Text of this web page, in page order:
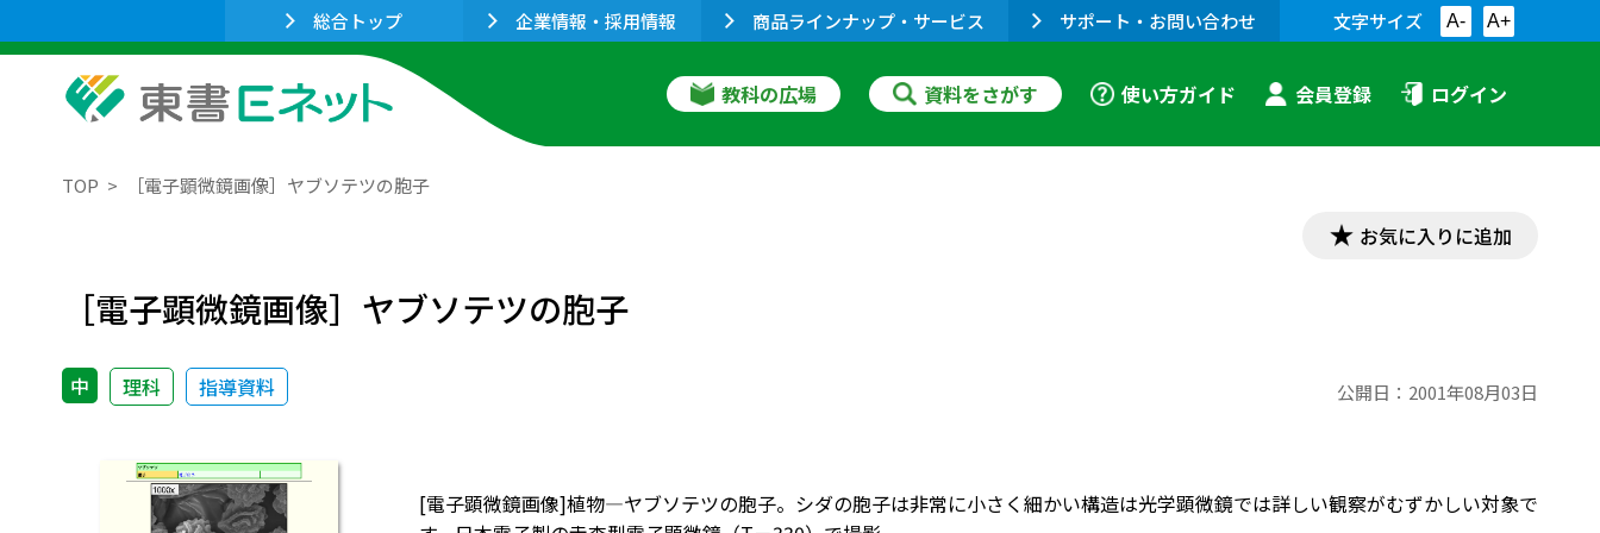
総合トップ 企業情報・採用情報 商品ラインナップ・サービス サポート・お問い合わせ 文字サイズ A- A+
教科の広場 資料をさがす 使い方ガイド 会員登録 ログイン
TOP ［電子顕微鏡画像］ヤブソテツの胞子
お気に入りに追加
［電子顕微鏡画像］ヤブソテツの胞子
中 理科 指導資料 公開日： 2001年08月03日
[電子顕微鏡画像]植物―ヤブソテツの胞子。シダの胞子は非常に小さく細かい構造は光学顕微鏡では詳しい観察がむずかしい対象で